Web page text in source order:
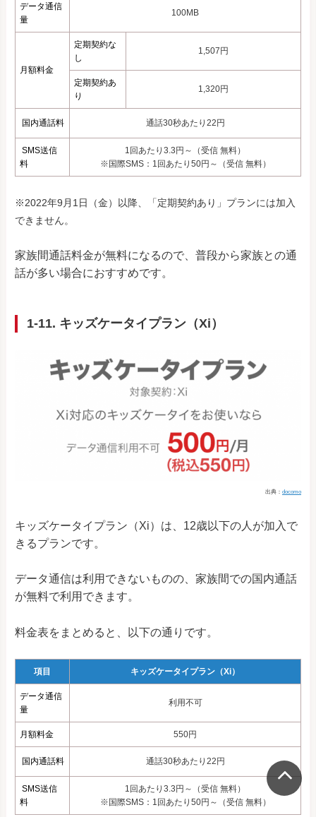
データ通信
量
100MB
月額料金
定期契約な
し
1,507円
定期契約あ
り
1,320円
国内通話料 通話30秒あたり22円
SMS送信
料
1回あたり3.3円～（受信 無料）
※国際SMS：1回あたり50円～（受信 無料）
※2022年9月1日（金）以降、「定期契約あり」プランには加入
できません。
家族間通話料金が無料になるので、普段から家族との通
話が多い場合におすすめです。
1-11. キッズケータイプラン（Xi）
出典： docomo
キッズケータイプラン（Xi）は、12歳以下の人が加入で
きるプランです。
データ通信は利用できないものの、家族間での国内通話
が無料で利用できます。
料金表をまとめると、以下の通りです。
項目 キッズケータイプラン（Xi）
データ通信
量
利用不可
月額料金 550円
国内通話料 通話30秒あたり22円
SMS送信
料
1回あたり3.3円～（受信 無料）
※国際SMS：1回あたり50円～（受信 無料）